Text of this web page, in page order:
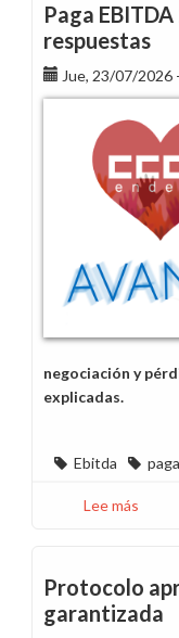
Paga
respuestas
Jue, 23/07/2026
negociación y
explicadas.
Ebitda
Lee más
más
Protocolo
garantizada